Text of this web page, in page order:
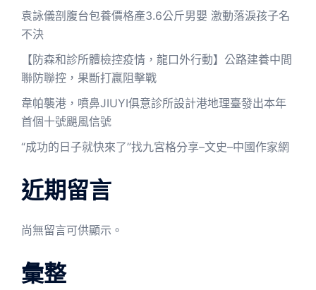
袁詠儀剖腹台包養價格產3.6公斤男嬰 激動落淚孩子名
不決
【防森和診所體檢控疫情，龍口外行動】公路建養中間
聯防聯控，果斷打贏阻擊戰
韋帕襲港，噴鼻JIUYI俱意診所設計港地理臺發出本年
首個十號颶風信號
“成功的日子就快來了”找九宮格分享–文史–中國作家網
近期留言
尚無留言可供顯示。
彙整